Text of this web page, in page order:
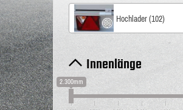
Hochlader (102)
Innenlänge
2.300mm